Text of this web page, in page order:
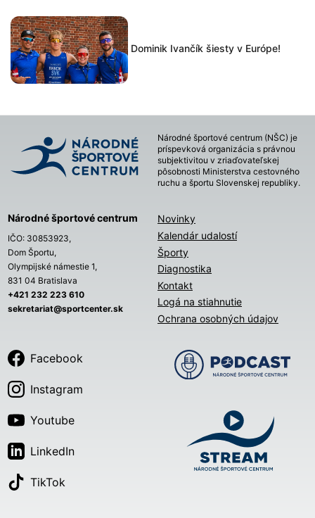
Dominik Ivančík šiesty v Európe!
Národné športové centrum (NŠC) je
príspevková organizácia s právnou
subjektivitou v zriaďovateľskej
pôsobnosti Ministerstva cestovného
ruchu a športu Slovenskej republiky.
Národné športové centrum
IČO: 30853923,
Dom Športu,
Olympijské námestie 1,
831 04 Bratislava
+421 232 223 610
sekretariat@sportcenter.sk
Novinky
Kalendár udalostí
Športy
Diagnostika
Kontakt
Logá na stiahnutie
Ochrana osobných údajov
Facebook
Instagram
Youtube
LinkedIn
TikTok